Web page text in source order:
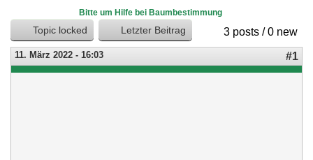
Bitte um Hilfe bei Baumbestimmung
3 posts / 0 new
Topic locked Letzter Beitrag
11. März 2022 - 16:03 #1